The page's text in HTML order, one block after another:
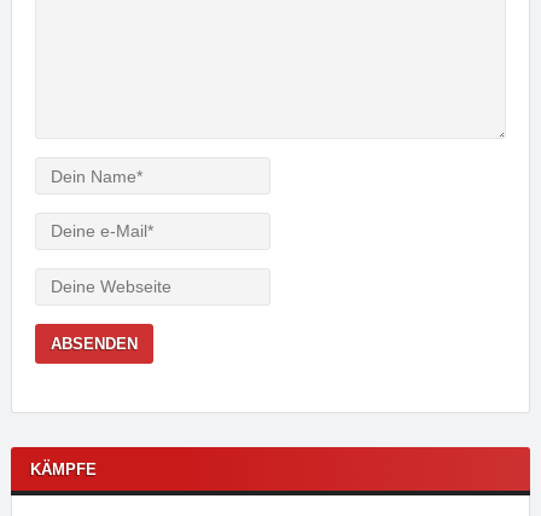
Verfasser
Mail
Webseite
KÄMPFE